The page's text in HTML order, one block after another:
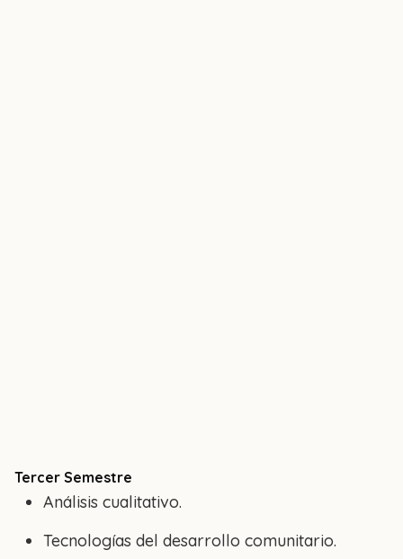
Tercer Semestre
Análisis cualitativo.
Tecnologías del desarrollo comunitario.